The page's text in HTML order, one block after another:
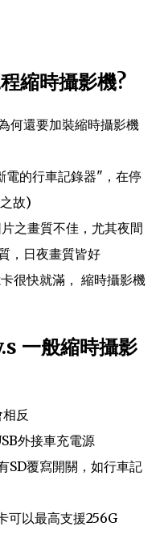
縮時攝影機?
何還要加裝縮時攝影機
電的行車記錄器"，在停
故)
之畫質不佳，尤其夜間
，日夜畫質皆好
很快就滿， 縮時攝影機
一般縮時攝影
反
外接車充電源
SD覆寫開關，如行車記
可以最高支援256G